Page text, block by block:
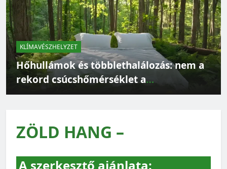
KLÍMAVÉSZHELYZET
Hőhullámok és többlethalálozás: nem a
rekord csúcshőmérséklet a
legveszélyesebb
ZÖLD HANG –
A szerkesztő ajánlata: